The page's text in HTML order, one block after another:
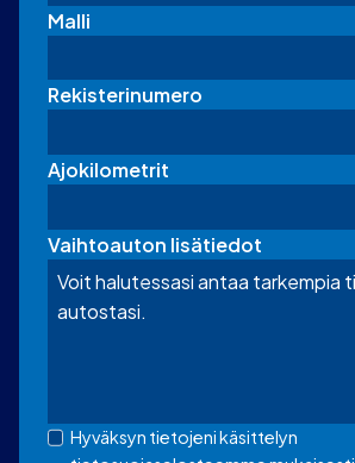
Malli
Rekisterinumero
Ajokilometrit
Vaihtoauton lisätiedot
Hyväksyn tietojeni käsittelyn